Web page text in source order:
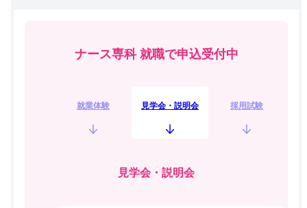
ナース専科 就職で申込受付中
就業体験 見学会・説明会 採用試験
見学会・説明会